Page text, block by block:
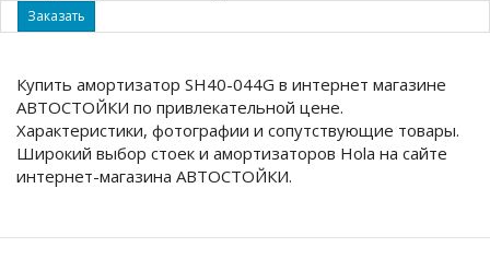
Заказать
Купить амортизатор SH40-044G в интернет магазине
АВТОСТОЙКИ по привлекательной цене.
Характеристики, фотографии и сопутствующие товары.
Широкий выбор стоек и амортизаторов Hola на сайте
интернет-магазина АВТОСТОЙКИ.